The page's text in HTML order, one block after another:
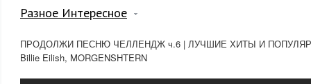
Разное Интересное
ПРОДОЛЖИ ПЕСНЮ ЧЕЛЛЕНДЖ ч.6 | ЛУЧШИЕ ХИТЫ И
Billie Eilish, MORGENSHTERN